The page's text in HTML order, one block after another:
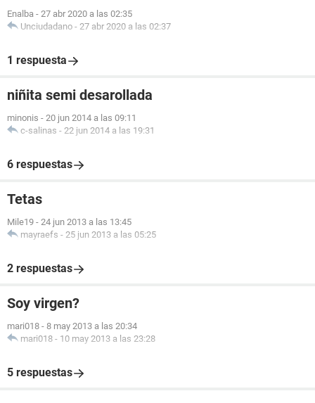
Enalba - 27 abr 2020 a las 02:35
Unciudadano - 27 abr 2020 a las 02:37
1 respuesta
niñita semi desarollada
minonis - 20 jun 2014 a las 09:11
c-salinas - 22 jun 2014 a las 19:31
6 respuestas
Tetas
Mile19 - 24 jun 2013 a las 13:45
mayraefs - 25 jun 2013 a las 05:25
2 respuestas
Soy virgen?
mari018 - 8 may 2013 a las 20:34
mari018 - 10 may 2013 a las 23:28
5 respuestas